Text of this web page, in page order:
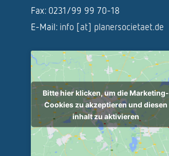
Fax: 0231/99 99 70-18
E-Mail: info [at] planersocietaet.de
Bitte hier klicken, um die Marketing-
Cookies zu akzeptieren und diesen
inhalt zu aktivieren